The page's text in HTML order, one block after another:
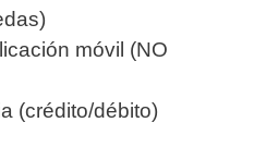
móvil (NO
(crédito/débito)